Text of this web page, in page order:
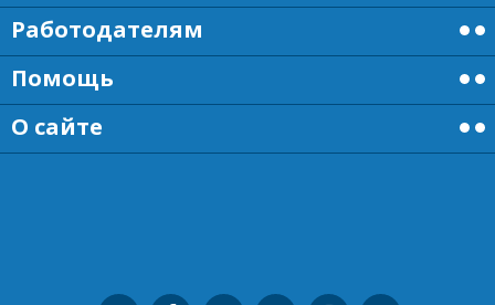
Работодателям
Помощь
О сайте